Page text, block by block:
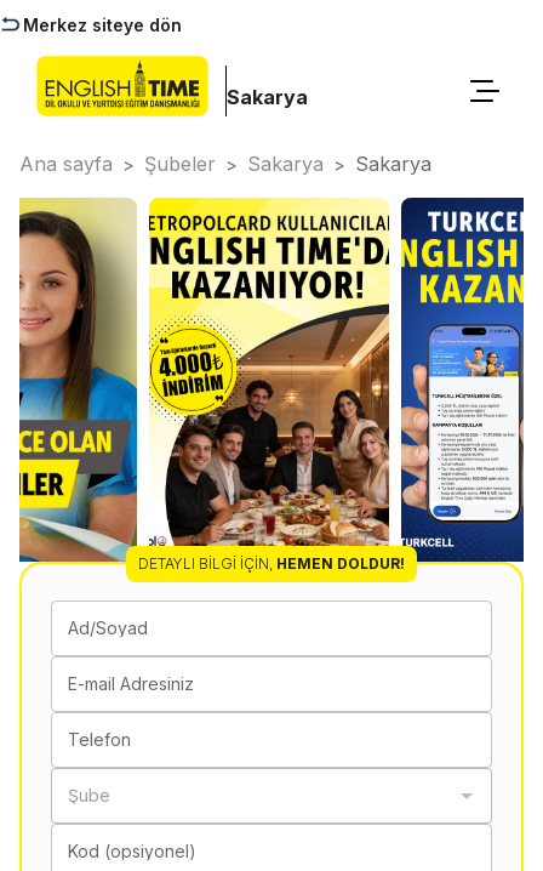
Merkez siteye dön
Sakarya
Ana sayfa > Şubeler > Sakarya > Sakarya
DETAYLI BILGI İÇIN, HEMEN DOLDUR!
Ad/Soyad
E-mail Adresiniz
Telefon
Şube
Kod (opsiyonel)